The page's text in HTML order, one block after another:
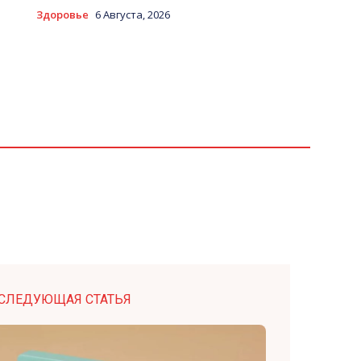
Здоровье 6 Августа, 2026
СТАТЬЯ